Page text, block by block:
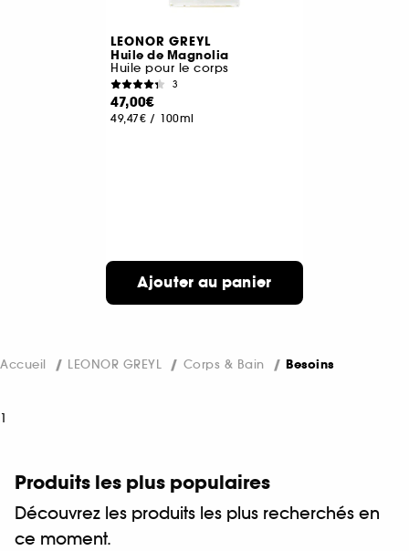
LEONOR GREYL
Huile de Magnolia
Huile pour le corps
3
47,00€
49,47€ / 100ml
Ajouter au panier
Accueil LEONOR GREYL Corps & Bain Besoins
1
Produits les plus populaires
Découvrez les produits les plus recherchés en
ce moment.